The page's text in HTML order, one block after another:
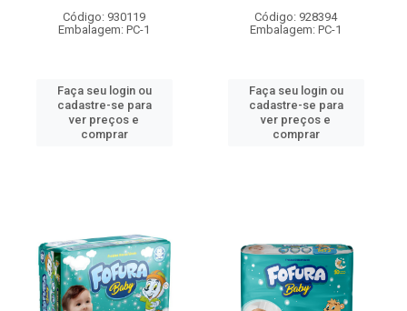
Código: 930119
Embalagem: PC-1
Faça seu login ou
cadastre-se para
ver preços e
comprar
Código: 928394
Embalagem: PC-1
Faça seu login ou
cadastre-se para
ver preços e
comprar